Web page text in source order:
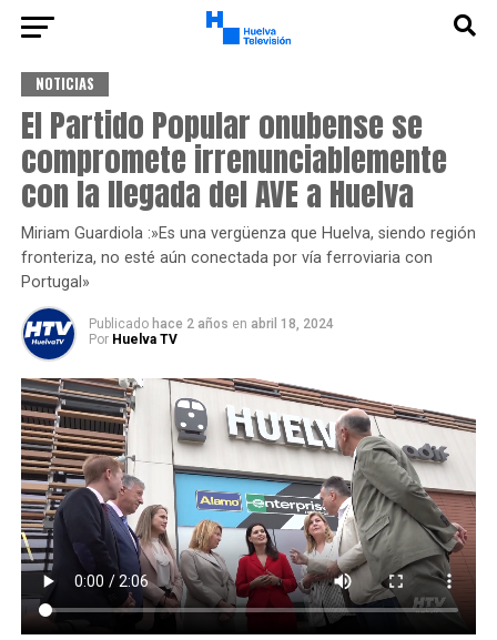
NOTICIAS
El Partido Popular onubense se
compromete irrenunciablemente
con la llegada del AVE a Huelva
Miriam Guardiola :»Es una vergüenza que Huelva, siendo región
fronteriza, no esté aún conectada por vía ferroviaria con
Portugal»
Publicado hace 2 años en abril 18, 2024
Por Huelva TV